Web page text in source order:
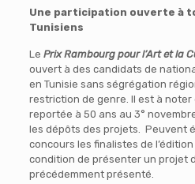
Une participation ouverte à
Tunisiens
Le Prix Rambourg pour l’Art et la
ouvert à des candidats de
en Tunisie sans ségrégation
restriction de genre. Il est à noter
reportée à 50 ans au 3°
les dépôts des projets. Peuvent
concours les finalistes de
condition de présenter un projet
précédemment présenté.